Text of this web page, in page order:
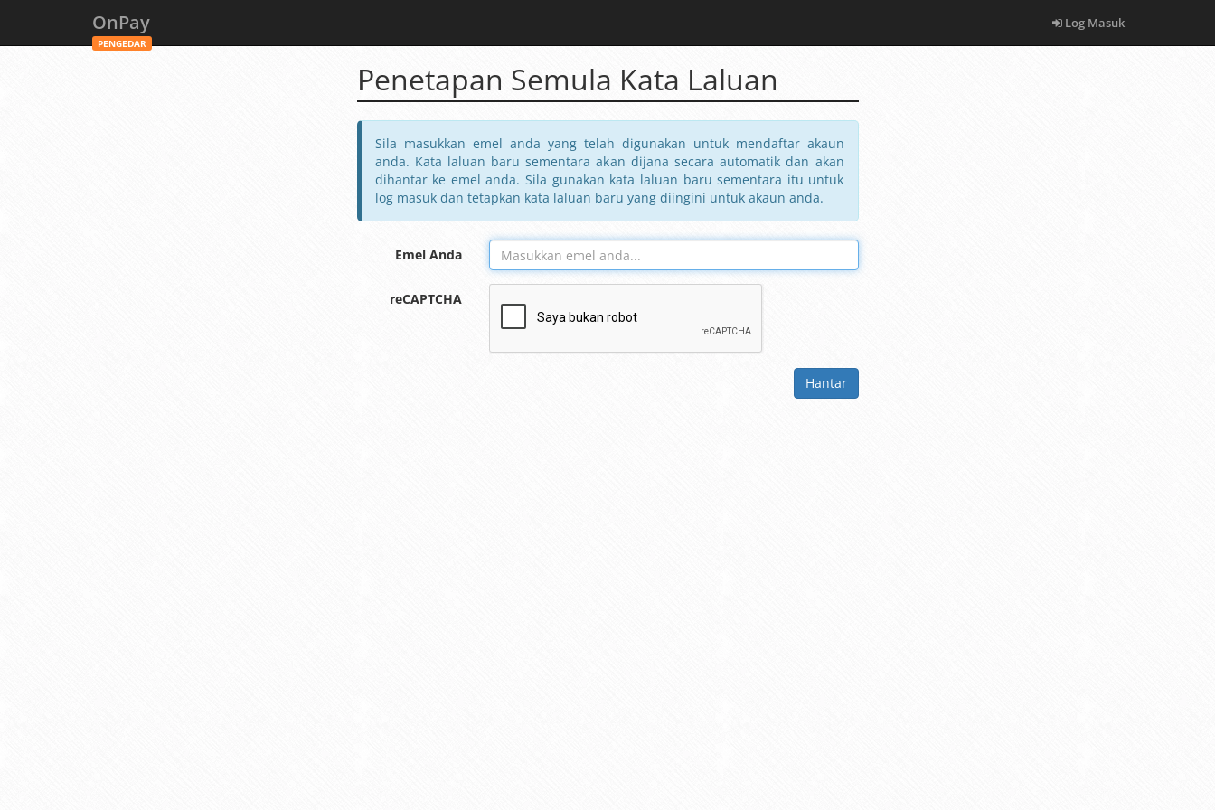
OnPay
PENGEDAR
Log Masuk
Penetapan Semula Kata Laluan
Sila masukkan emel anda yang telah digunakan untuk mendaftar akaun
anda. Kata laluan baru sementara akan dijana secara automatik dan akan
dihantar ke emel anda. Sila gunakan kata laluan baru sementara itu untuk
log masuk dan tetapkan kata laluan baru yang diingini untuk akaun anda.
Emel Anda
reCAPTCHA
Hantar